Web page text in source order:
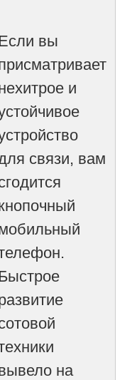
вы
и
связи, вам
на